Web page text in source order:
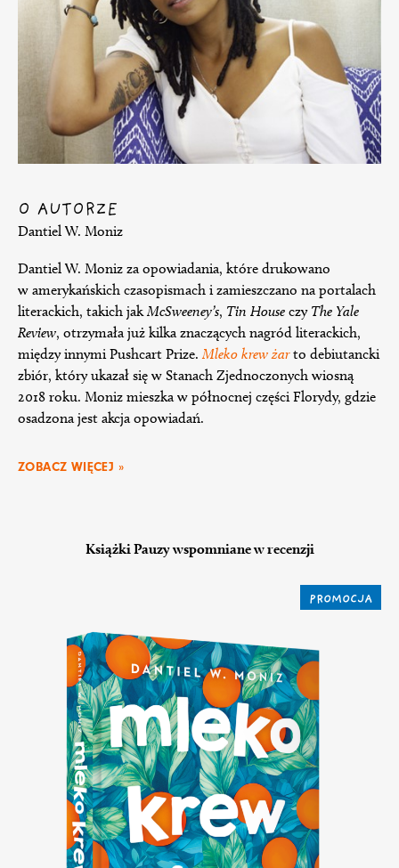
O AUTORZE
Dantiel W. Moniz
Dantiel W. Moniz za opowiadania, które drukowano
w amerykańskich czasopismach i zamieszczano na portalach
literackich, takich jak McSweeney’s, Tin House czy The Yale
Review, otrzymała już kilka znaczących nagród literackich,
między innymi Pushcart Prize. Mleko krew żarto debiutancki
zbiór, który ukazał się w Stanach Zjednoczonych wiosną
2018 roku. Moniz mieszka w północnej części Florydy, gdzie
osadzona jest akcja opowiadań.
ZOBACZ WIĘCEJ »
Książki Pauzy wspomniane w recenzji
PROMOCJA